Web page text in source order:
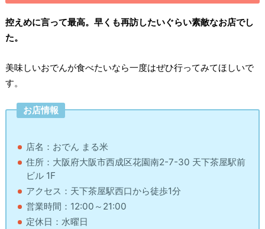
控えめに言って最高。早くも再訪したいぐらい素敵なお店でし
た。
美味しいおでんが食べたいなら一度はぜひ行ってみてほしいで
す。
お店情報
店名：おでん まる米
住所：大阪府大阪市西成区花園南2-7-30 天下茶屋駅前
ビル 1F
アクセス：天下茶屋駅西口から徒歩1分
営業時間：12:00～21:00
定休日：水曜日